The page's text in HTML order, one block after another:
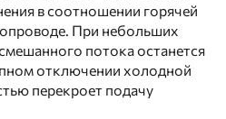
в соотношении горячей
При небольших
потока останется
отключении холодной
перекроет подачу